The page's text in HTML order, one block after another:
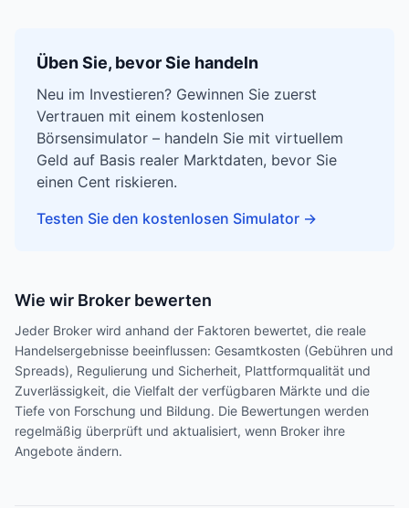
Üben Sie, bevor Sie handeln
Neu im Investieren? Gewinnen Sie zuerst
Vertrauen mit einem kostenlosen
Börsensimulator – handeln Sie mit virtuellem
Geld auf Basis realer Marktdaten, bevor Sie
einen Cent riskieren.
Testen Sie den kostenlosen Simulator →
Wie wir Broker bewerten
Jeder Broker wird anhand der Faktoren bewertet, die reale
Handelsergebnisse beeinflussen: Gesamtkosten (Gebühren und
Spreads), Regulierung und Sicherheit, Plattformqualität und
Zuverlässigkeit, die Vielfalt der verfügbaren Märkte und die
Tiefe von Forschung und Bildung. Die Bewertungen werden
regelmäßig überprüft und aktualisiert, wenn Broker ihre
Angebote ändern.